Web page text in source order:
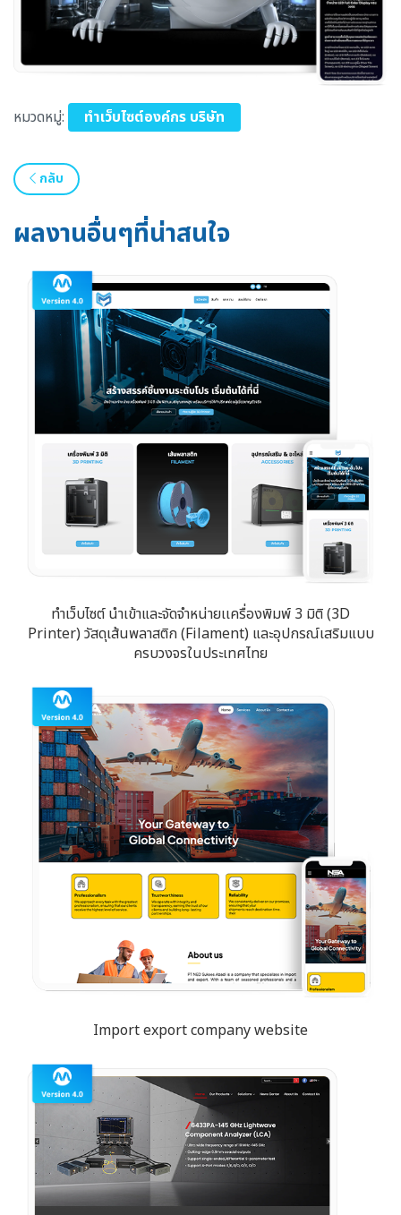
หมวดหมู่: ทำเว็บไซต์องค์กร บริษัท
กลับ
ผลงานอื่นๆที่น่าสนใจ
ทำเว็บไซต์ นำเข้าและจัดจำหน่ายเเครื่องพิมพ์ 3 มิติ (3D
Printer) วัสดุเส้นพลาสติก (Filament) และอุปกรณ์เสริมแบบ
ครบวงจรในประเทศไทย
Import export company website